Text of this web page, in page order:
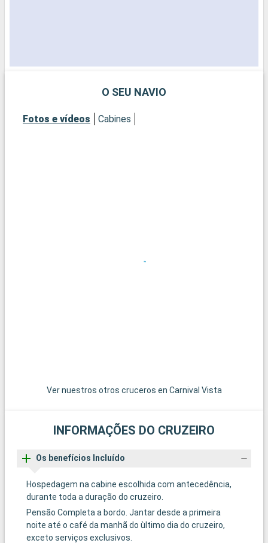
O SEU NAVIO
Fotos e vídeos Cabines
Ver nuestros otros cruceros en Carnival Vista
INFORMAÇÕES DO CRUZEIRO
Os benefícios Incluído
Hospedagem na cabine escolhida com antecedência,
durante toda a duração do cruzeiro.
Pensão Completa a bordo. Jantar desde a primeira
noite até o café da manhã do ùltimo dia do cruzeiro,
exceto serviços exclusivos.